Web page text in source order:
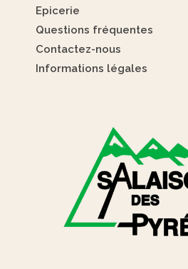
Epicerie
Questions fréquentes
Contactez-nous
Informations légales